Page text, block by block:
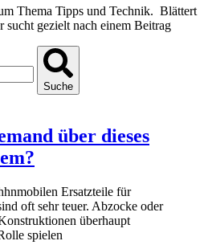
Thema Tipps und Technik. Blättert
gezielt nach einem Beitrag
Suche
über dieses
Ersatzteile für
oft sehr teuer. Abzocke oder
überhaupt
spielen